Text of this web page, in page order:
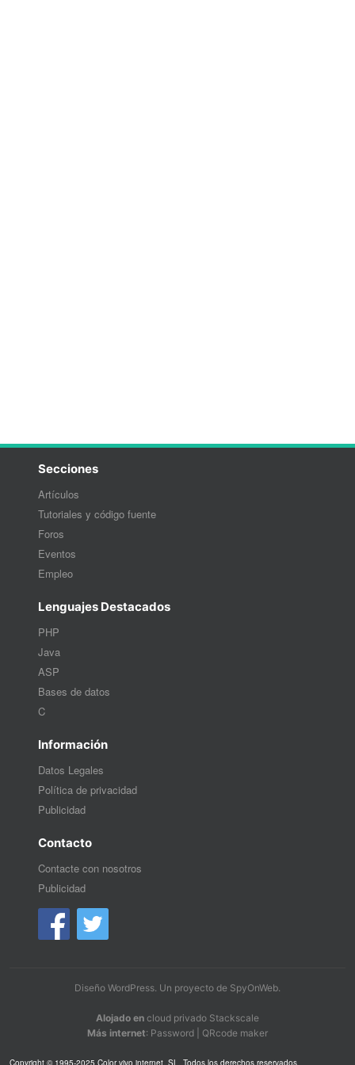
Secciones
Artículos
Tutoriales y código fuente
Foros
Eventos
Empleo
Lenguajes Destacados
PHP
Java
ASP
Bases de datos
C
Información
Datos Legales
Política de privacidad
Publicidad
Contacto
Contacte con nosotros
Publicidad
Diseño WordPress. Un proyecto de SpyOnWeb.
Alojado en cloud privado Stackscale
Más internet: Password QRcode maker
Copyright © 1995-2025 Color vivo internet, SL. Todos los derechos reservados